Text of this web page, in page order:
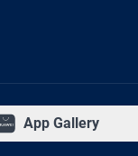
App Gallery